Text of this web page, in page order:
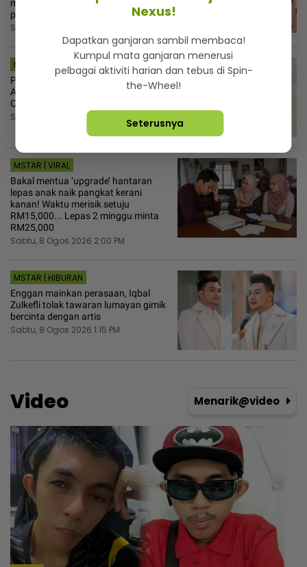
makanan salah guna nama untuk
pemasaran
Sabtu, 8 Ogos 2026 2:30 PM
MSTAR | SEMASA
Puteri Sultan Pahang, Tengku Ilyana
Alia selamat disatukan dengan
Christopher Lionel Froggatt
Sabtu, 8 Ogos 2026 2:25 PM
MSTAR | VIRAL
Bakal mentua ‘upgrade’ hantaran
lepas anak naik pangkat kerani
kanan! Waktu merisik setuju
RM15,000... Lepas 2 minggu minta
RM25,000
Sabtu, 8 Ogos 2026 2:00 PM
MSTAR | HIBURAN
Enggan mainkan perasaan, Iqbal
Zulkefli tolak tawaran lumayan gimik
bercinta dengan artis
Sabtu, 8 Ogos 2026 1:15 PM
Video Menarik@video
Nexus!
Dapatkan ganjaran sambil membaca!
Kumpul mata ganjaran menerusi
pelbagai aktiviti harian dan tebus di Spin-
the-Wheel!
Seterusnya